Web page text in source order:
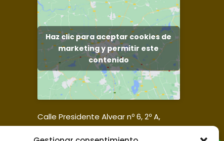
Haz clic para aceptar cookies de
marketing y permitir este
contenido
Calle Presidente Alvear nº 6, 2º A,